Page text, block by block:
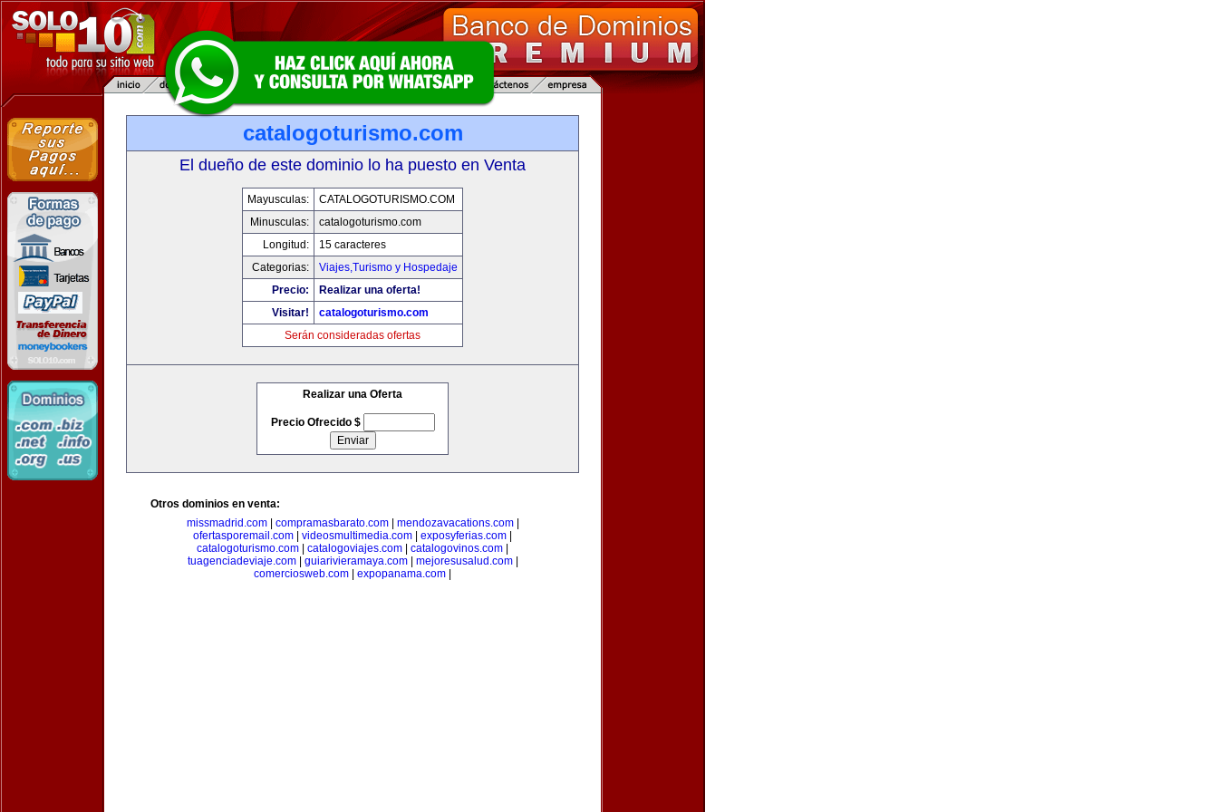
catalogoturismo.com
El dueño de este dominio lo ha puesto en Venta
Mayusculas:
CATALOGOTURISMO.COM
Minusculas:
catalogoturismo.com
Longitud:
15 caracteres
Categorias:
Viajes,Turismo y Hospedaje
Precio:
Realizar una oferta!
Visitar!
catalogoturismo.com
Serán consideradas ofertas
Realizar una Oferta
Precio Ofrecido $
Otros dominios en venta:
missmadrid.com| compramasbarato.com| mendozavacations.com|
ofertasporemail.com
videosmultimedia.com exposyferias.com
catalogoturismo.com
catalogoviajes.com catalogovinos.com
tuagenciadeviaje.com| guiarivieramaya.com| mejoresusalud.com|
comerciosweb.com
expopanama.com